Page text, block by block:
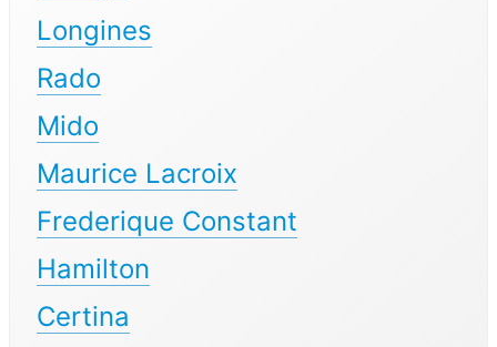
Longines
Rado
Mido
Maurice Lacroix
Frederique Constant
Hamilton
Certina